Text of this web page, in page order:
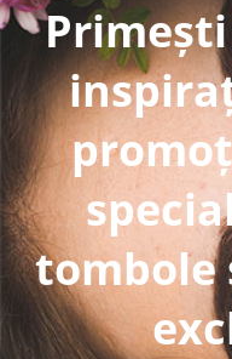
tombole